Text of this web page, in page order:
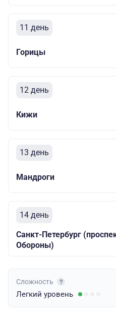
11 день
Горицы
12 день
Кижи
13 день
Мандроги
14 день
Санкт-Петербург
Обороны)
Сложность
Легкий уровень